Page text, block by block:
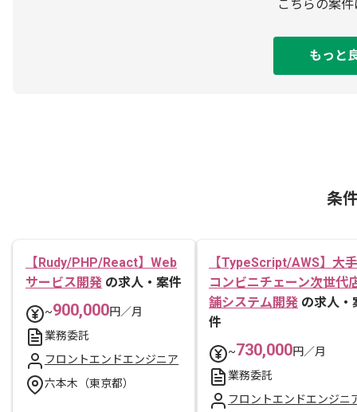
こちらの案
もっと
条
【Rudy/PHP/React】Web
サービス開発 の求人・案件
~900,000円／月
業務委託
フロントエンドエンジニア
六本木（東京都）
【TypeScript/AWS】大手
コンビニチェーン次世代
舗システム開発 の求人・
件
~730,000円／月
業務委託
フロントエンドエンジニ